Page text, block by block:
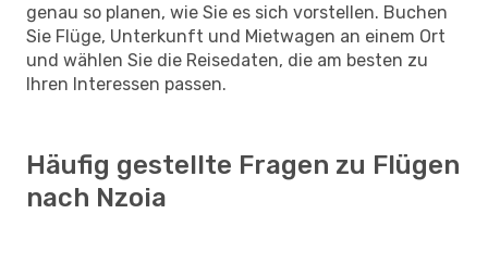
genau so planen, wie Sie es sich vorstellen. Buchen
Sie Flüge, Unterkunft und Mietwagen an einem Ort
und wählen Sie die Reisedaten, die am besten zu
Ihren Interessen passen.
Häufig gestellte Fragen zu Flügen
nach Nzoia